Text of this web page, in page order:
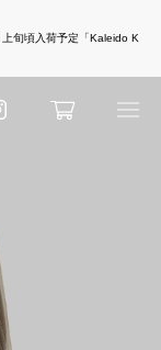
旬頃入荷予定「Kaleido K